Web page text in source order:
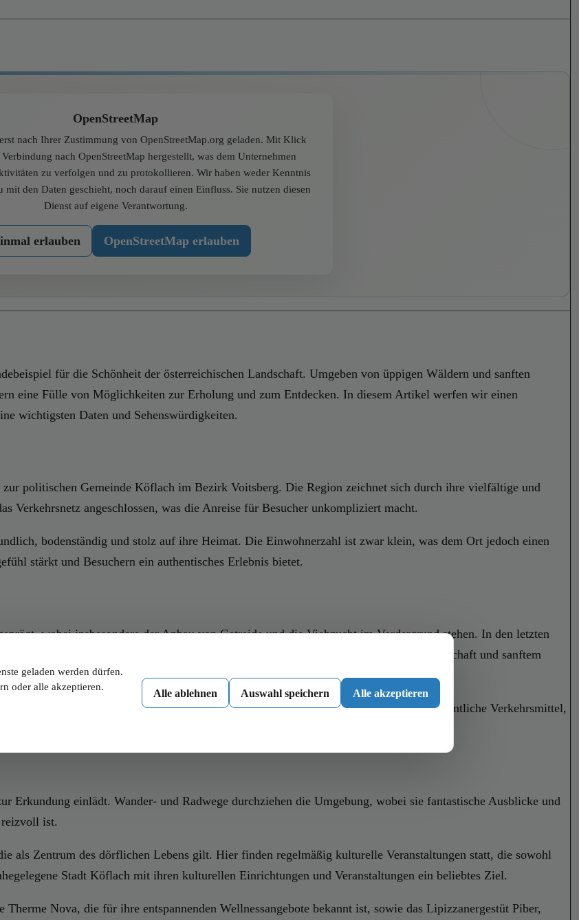
OpenStreetMap
nach Ihrer Zustimmung von OpenStreetMap.org geladen. Mit Klick
nach OpenStreetMap hergestellt, was dem Unternehmen
zu verfolgen und zu protokollieren. Wir haben weder Kenntnis
mit den Daten geschieht, noch darauf einen Einfluss. Sie nutzen diesen
Dienst auf eigene Verantwortung.
erlauben OpenStreetMap erlauben
für die Schönheit der österreichischen Landschaft. Umgeben von üppigen Wäldern und sanften
eine Fülle von Möglichkeiten zur Erholung und zum Entdecken. In diesem Artikel werfen wir einen
wichtigsten Daten und Sehenswürdigkeiten.
politischen Gemeinde Köflach im Bezirk Voitsberg. Die Region zeichnet sich durch ihre vielfältige und
Verkehrsnetz angeschlossen, was die Anreise für Besucher unkompliziert macht.
bodenständig und stolz auf ihre Heimat. Die Einwohnerzahl ist zwar klein, was dem Ort jedoch einen
stärkt und Besuchern ein authentisches Erlebnis bietet.
wobei insbesondere der Anbau von Getreide und die Viehzucht im Vordergrund stehen. In den letzten
die Ruhe und Schönheit dieser Region schätzen. Die Verbindung aus Landwirtschaft und sanftem
die sowohl den Bewohnern als auch den Besuchern zur Verfügung stehen. Öffentliche Verkehrsmittel,
was den Ort lebenswert und attraktiv macht.
einlädt. Wander- und Radwege durchziehen die Umgebung, wobei sie fantastische Ausblicke und
ist.
als Zentrum des dörflichen Lebens gilt. Hier finden regelmäßig kulturelle Veranstaltungen statt, die sowohl
Stadt Köflach mit ihren kulturellen Einrichtungen und Veranstaltungen ein beliebtes Ziel.
Nova, die für ihre entspannenden Wellnessangebote bekannt ist, sowie das Lipizzanergestüt Piber,
geladen werden dürfen.
oder alle akzeptieren.
Alle ablehnen Auswahl speichern Alle akzeptieren